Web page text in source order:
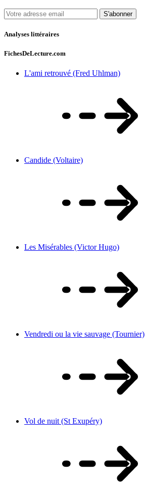
S'abonner
Analyses littéraires
FichesDeLecture.com
L'ami retrouvé (Fred Uhlman)
Candide (Voltaire)
Les Misérables (Victor Hugo)
Vendredi ou la vie sauvage (Tournier)
Vol de nuit (St Exupéry)